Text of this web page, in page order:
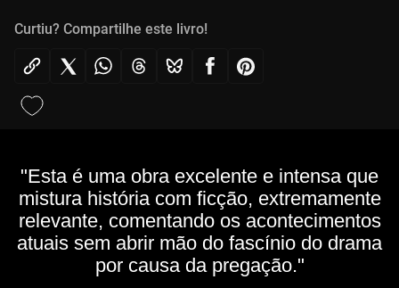
Curtiu? Compartilhe este livro!
"Esta é uma obra excelente e intensa que
mistura história com ficção, extremamente
relevante, comentando os acontecimentos
atuais sem abrir mão do fascínio do drama
por causa da pregação."